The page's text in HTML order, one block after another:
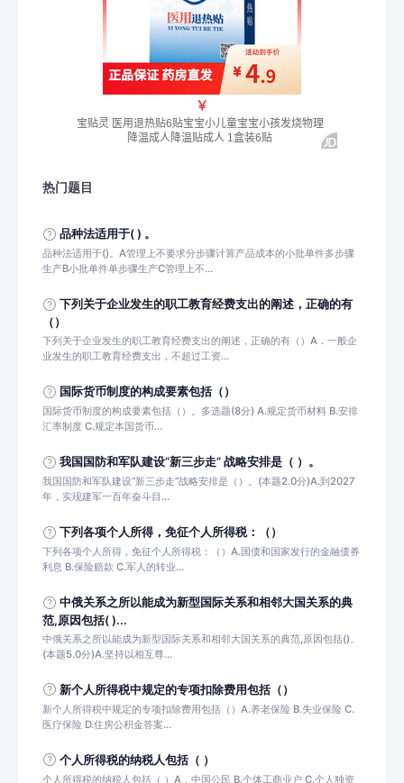
热门题目
品种法适用于( ) 。
品种法适用于()。A管理上不要求分步骤计算产品成本的小批单件多步骤
生产B小批单件单步骤生产C管理上不...
下列关于企业发生的职工教育经费支出的阐述，正确的有
（）
下列关于企业发生的职工教育经费支出的阐述，正确的有（）A．一般企
业发生的职工教育经费支出，不超过工资...
国际货币制度的构成要素包括（）
国际货币制度的构成要素包括（）。多选题(8分) A.规定货币材料 B.安排
汇率制度 C.规定本国货币...
我国国防和军队建设“新三步走” 战略安排是（ ）。
我国国防和军队建设“新三步走”战略安排是（）。(本题2.0分)A.到2027
年，实现建军一百年奋斗目...
下列各项个人所得，免征个人所得税：（）
下列各项个人所得，免征个人所得税：（）A.国债和国家发行的金融债券
利息 B.保险赔款 C.军人的转业...
中俄关系之所以能成为新型国际关系和相邻大国关系的典
范,原因包括( )...
中俄关系之所以能成为新型国际关系和相邻大国关系的典范,原因包括()。
(本题5.0分)A.坚持以相互尊...
新个人所得税中规定的专项扣除费用包括（）
新个人所得税中规定的专项扣除费用包括（）A.养老保险 B.失业保险 C.
医疗保险 D.住房公积金答案...
个人所得税的纳税人包括（ ）
个人所得税的纳税人包括（ ）A．中国公民 B.个体工商业户 C.个人独资